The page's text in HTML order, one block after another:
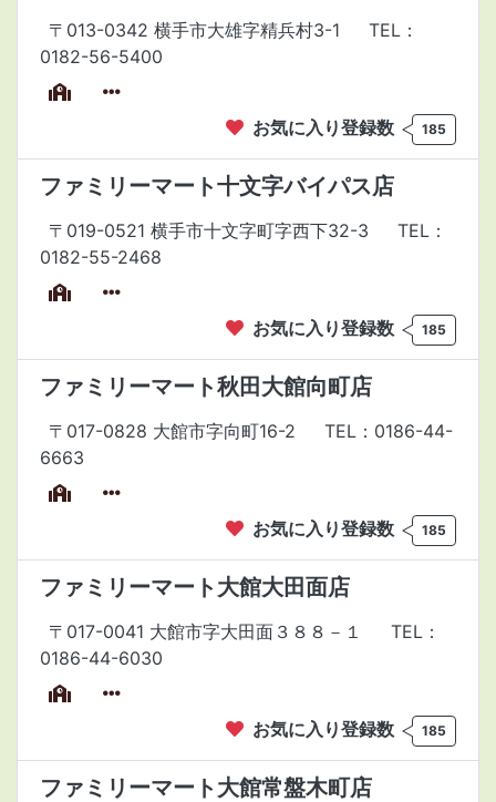
〒013-0342 横手市大雄字精兵村3-1
TEL：
0182-56-5400
お気に入り登録数 185
ファミリーマート十文字バイパス店
〒019-0521 横手市十文字町字西下32-3
TEL：
0182-55-2468
お気に入り登録数 185
ファミリーマート秋田大館向町店
〒017-0828 大館市字向町16-2
TEL：0186-44-
6663
お気に入り登録数 185
ファミリーマート大館大田面店
〒017-0041 大館市字大田面３８８－１
TEL：
0186-44-6030
お気に入り登録数 185
ファミリーマート大館常盤木町店